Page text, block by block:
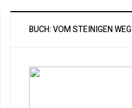
BUCH: VOM STEINIGEN WEG